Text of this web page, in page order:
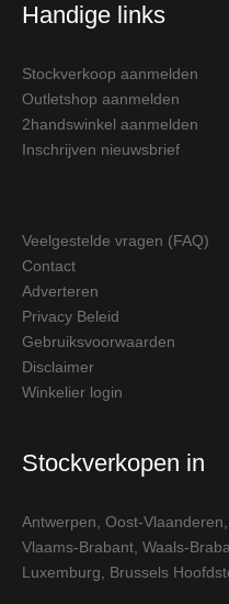
Handige links
Stockverkoop aanmelden
Outletshop aanmelden
2handswinkel aanmelden
Inschrijven nieuwsbrief
Veelgestelde vragen (FAQ)
Contact
Adverteren
Privacy Beleid
Gebruiksvoorwaarden
Disclaimer
Winkelier login
Stockverkopen in
Antwerpen Oost-Vlaanderen
Vlaams-Brabant Waals-
Luxemburg
Brussels